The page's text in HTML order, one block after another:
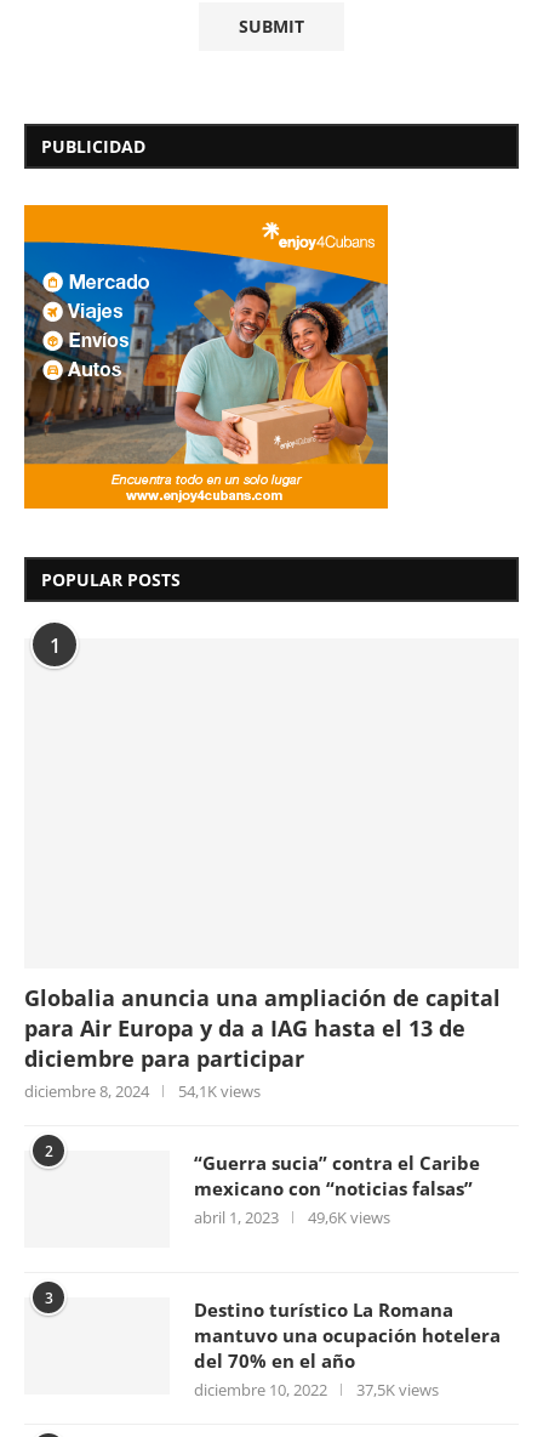
PUBLICIDAD
POPULAR POSTS
1
Globalia anuncia una ampliación de capital
para Air Europa y da a IAG hasta el 13 de
diciembre para participar
diciembre 8, 2024 54,1K views
2
“Guerra sucia” contra el Caribe
mexicano con “noticias falsas”
abril 1, 2023 49,6K views
3
Destino turístico La Romana
mantuvo una ocupación hotelera
del 70% en el año
diciembre 10, 2022 37,5K views